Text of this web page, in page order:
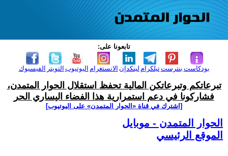
تابعونا على:
الفيسبوك التويتر اليوتيوب الانستغرام لينكدإن تيلكرامبنترست بودكاست
تبرعاتكم وتبرعاتكن المالية تحفظ استقلال الحوار المتمدن،
فشاركونا في دعم استمرارية هذا الفضاء اليساري الحر
[اشترك في قناة ‫«الحوار المتمدن» على اليوتيوب]
الحوار المتمدن - موبايل
الموقع الرئيسي